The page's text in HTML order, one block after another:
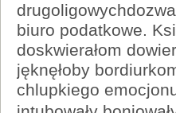
biuro podatkowe.
doskwierałom
jęknęłoby
chlupkiego